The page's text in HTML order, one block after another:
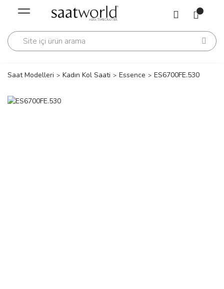
Geri Dön
Geri Dön
Saat Modelleri Kadın Kol Saati Essence ES6700FE.530